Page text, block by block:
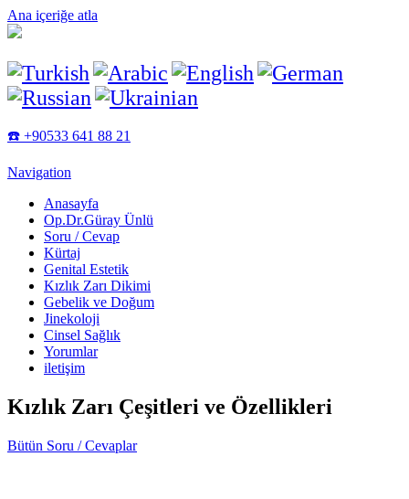
Ana içeriğe atla
☎️ +90533 641 88 21
Navigation
Anasayfa
Op.Dr.Güray Ünlü
Soru / Cevap
Kürtaj
Genital Estetik
Kızlık Zarı Dikimi
Gebelik ve Doğum
Jinekoloji
Cinsel Sağlık
Yorumlar
iletişim
Kızlık Zarı Çeşitleri ve Özellikleri
Bütün Soru / Cevaplar